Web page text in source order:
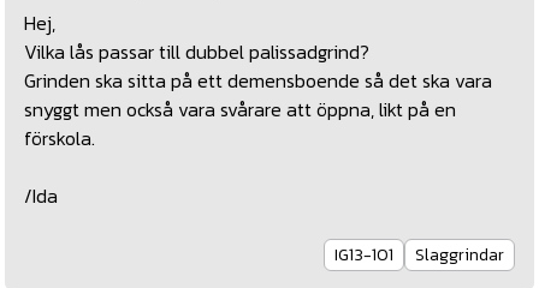
Hej,
Vilka lås passar till dubbel palissadgrind?
Grinden ska sitta på ett demensboende så det ska vara
snyggt men också vara svårare att öppna, likt på en
förskola.
/Ida
IG13-101 Slaggrindar